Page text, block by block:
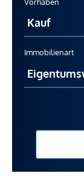
Immobilienart